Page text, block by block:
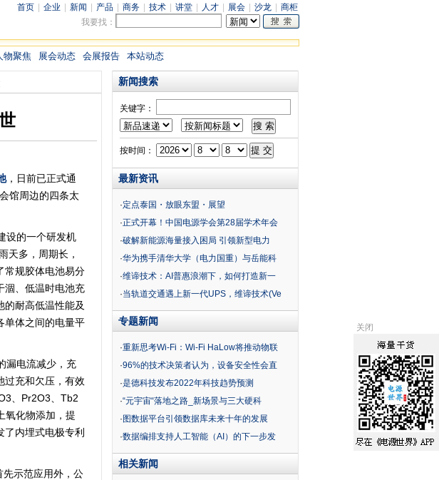
首页 企业 新闻 产品 商务 技术 讲堂 人才 展会 沙龙
商柜
我要找：
物聚焦 展会动态 会展报告 本站动态
，日前已正式通
馆周边的四条太
设的一个研发机
天多，周期长，
常规胶体电池易分
涸、低温时电池充
的耐高低温性能及
单体之间的电量平
漏电流减少，充
过充和欠压，有效
、Pr2O3、Tb2
氧化物添加，提
内埋式电极专利
示范应用外，公
新闻搜索
关键字：
按时间：
最新资讯
·定点泰国・放眼东盟・展望
·正式开幕！中国电源学会第28届学术年会
·破解新能源海量接入困局 引领新型电力
·华为携手清华大学（电力国重）与岳能科
·维谛技术：AI普惠浪潮下，如何打造新一
·当轨道交通遇上新一代UPS，维谛技术(Ve
专题新闻
·重新思考Wi-Fi：Wi-Fi HaLow将推动物联
·96%的技术决策者认为，设备安全性会直
·是德科技发布2022年科技趋势预测
·“元宇宙“落地之路_新场景与三大硬科
· 图数据平台引领数据库未来十年的发展
·数据编排支持人工智能（AI）的下一步发
相关新闻
关闭